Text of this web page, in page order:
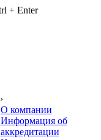
+ Enter
›
О компании
Информация об
аккредитации